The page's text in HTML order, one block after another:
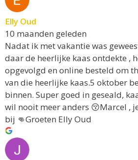
Elly Oud
10 maanden geleden
Nadat ik met vakantie was
daar de heerlijke kaas ontdekte ,
opgevolgd en online besteld om
van die heerlijke kaas.5 oktober
binnen. Super goed in geseald,
wil nooit meer anders 😚Marcel ,
bij 👊Groeten Elly Oud